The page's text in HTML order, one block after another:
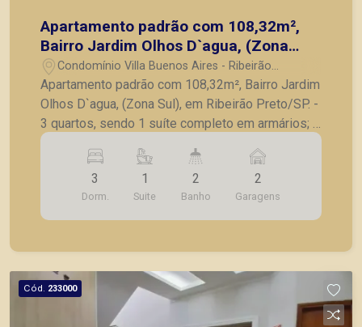
Apartamento padrão com 108,32m²,
Bairro Jardim Olhos D`agua, (Zona
Sul), em Ribeirão Preto/SP.
Condomínio Villa Buenos Aires - Ribeirão
Preto/SP
Apartamento padrão com 108,32m², Bairro Jardim
Olhos D`agua, (Zona Sul), em Ribeirão Preto/SP. -
3 quartos, sendo 1 suíte completo em armários; -
Lavabo; - Sala para 2 ambientes; - Cozinha
planejada; - Lavanderia; - Varanda gourmet
fechada em vidro; - 2 vagas de garagem. A
Piramid tem como objetivo atender seus clientes
com agilidade e segurança, em locação, vendas
Preto.
3
Dorm.
1
Suite
2
Banho
2
Garagens
Cód. 233000